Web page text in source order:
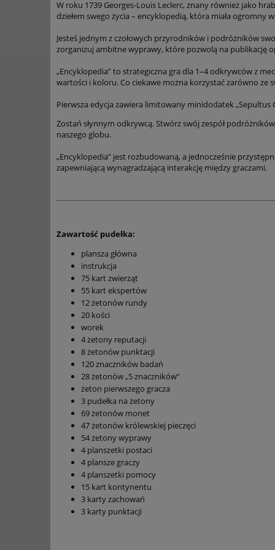
W roku 1739 Georges-Louis Leclerc, znany również jako
dziełem swego życia – encyklopedią, która miała
Jesteś jednym z czołowych przyrodników i podróżników
zorganizuj ambitne wyprawy, które pozwolą na publikację
„Encyklopedia” to strategiczna gra dla 1–4 odkrywców z
wartości i koloru. Co ciekawe można korzystać zarówno ze
Pierwsza edycja zawiera limitowany minidodatek
Zostań słynnym odkrywcą. Stwórz swój zespół
naszego globu.
„Encyklopedia” jest rozbudowaną, a jednocześnie
zapewniającą wynagradzającą interakcję między graczami.
Zawartość pudełka:
plansza główna
instrukcja
75 kart zwierząt
55 kart ekspertów
12 żetonów rundy
20 kości
worek
4 żetony reputacji
8 żetonów punktacji
120 znaczników badań
28 żetonów „5 znaczników”
żeton pierwszego gracza
3 pudełka na żetony
69 żetonów monet
47 żetonów królewskiej pieczęci
54 żetony wyprawy
4 planszetki postaci
4 plansze graczy
4 planszetki pomocy
15 kart kontynentu
3 karty zachowań
3 karty punktacji